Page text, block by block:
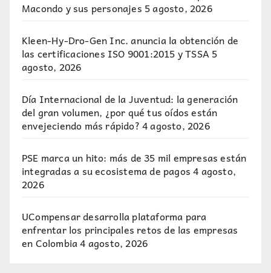
Macondo y sus personajes 5 agosto, 2026
Kleen-Hy-Dro-Gen Inc. anuncia la obtención de
las certificaciones ISO 9001:2015 y TSSA5
agosto, 2026
Día Internacional de la Juventud: la generación
del gran volumen, ¿por qué tus oídos están
envejeciendo más rápido?4 agosto, 2026
PSE marca un hito: más de 35 mil empresas están
integradas a su ecosistema de pagos 4 agosto,
2026
UCompensar desarrolla plataforma para
enfrentar los principales retos de las empresas
en Colombia4 agosto, 2026